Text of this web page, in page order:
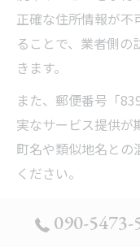
正確な住所情報が不
ることで、業者側の
きます。
また、郵便番号「
実なサービス提供が
町名や類似地名と
ください。
特にネット予約や
や日本郵便の郵便
090-5473-